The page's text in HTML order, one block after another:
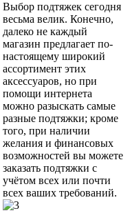
Выбор подтяжек сегодня
весьма велик. Конечно,
далеко не каждый
магазин предлагает по-
настоящему широкий
ассортимент этих
аксессуаров, но при
помощи интернета
можно разыскать самые
разные подтяжки; кроме
того, при наличии
желания и финансовых
возможностей вы можете
заказать подтяжки с
учётом всех или почти
всех ваших требований.